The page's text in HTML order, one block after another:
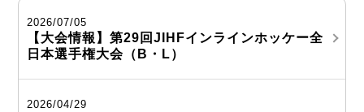
2026/07/05
【大会情報】第29回JIHFインラインホッケー全
日本選手権大会（B・L）
2026/04/29